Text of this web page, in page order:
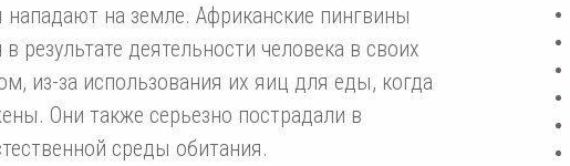
на земле. Африканские пингвины
результате деятельности человека в своих
из-за использования их яиц для еды, когда
Они также серьезно пострадали в
среды обитания.